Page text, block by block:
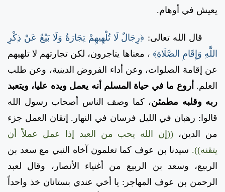
يعيش في أوهام.
قال الله تعالى: ﴿رِجَالٌ لَا تُلْهِيهِمْ تِجَارَةٌ وَلَا بَيْعٌ عَنْ ذِكْرِ
اللَّهِ وَإِقَامِ الصَّلَاةِ﴾ ، معناها يتاجرون، لكن تجارتهم لا تلهيهم
عن إقامة الصلوات، وعن أداء الفروض الدينية، وعن طلب
العلم. أروع ما في حياة المسلم أنه يعمل ويده عليا، ويتعبد
ربه وقلبه مطمئن، كما وصف الناس أصحاب رسول الله
قالوا: رهبان في الليل فرسان في النهار. إتقان العمل جزء
من الدين، ((إن الله يحب من العبد إذا عمل عملاً أن
يتقنه)). سيدنا بن عوف كما تعلمون آخاه النبي مع سعد بن
الربيع، وسعد بن الربيع من أغنياء الأنصار، وقال لعبد
الرحمن بن عوف المهاجر: يا أخي عندي بستانان خذ واحداً